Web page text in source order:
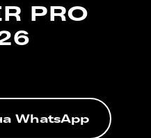
PRO
WhatsApp